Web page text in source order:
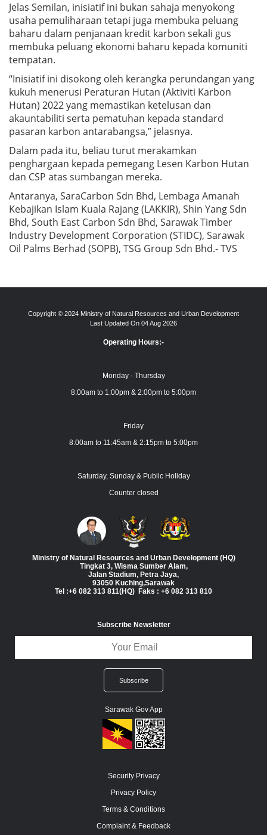
Jelas Semilan, inisiatif ini bukan sahaja menyokong
usaha pemuliharaan tetapi juga membuka peluang
baharu dalam penjanaan kredit karbon sekali gus
membuka peluang ekonomi baharu kepada komuniti
tempatan.
“Inisiatif ini disokong oleh kerangka perundangan yang
kukuh menerusi Peraturan Hutan (Aktiviti Karbon
Hutan) 2022 yang memastikan ketelusan dan
akauntabiliti serta pematuhan kepada standard
pasaran karbon antarabangsa,” jelasnya.
Dalam pada itu, beliau turut merakamkan
penghargaan kepada pemegang Lesen Karbon Hutan
dan CSP atas sumbangan mereka.
Antaranya, SaraCarbon Sdn Bhd, Lembaga Amanah
Kebajikan Islam Kuala Rajang (LAKKIR), Shin Yang Sdn
Bhd, South East Carbon Sdn Bhd, Sarawak Timber
Industry Development Corporation (STIDC), Sarawak
Oil Palms Berhad (SOPB), TSG Group Sdn Bhd.- TVS
Copyright © 2024 Ministry of Natural Resources and Urban Development
Last Updated On 04 Aug 2026
Operating Hours:-
Monday - Thursday
8:00am to 1:00pm & 2:00pm to 5:00pm
Friday
8:00am to 11:45am & 2:15pm to 5:00pm
Saturday, Sunday & Public Holiday
Counter closed
Ministry of Natural Resources and Urban Development (HQ)
Tingkat 3, Wisma Sumber Alam,
Jalan Stadium, Petra Jaya,
93050 Kuching,Sarawak
Tel :+6 082 313 811(HQ) Faks : +6 082 313 810
Subscribe Newsletter
Sarawak Gov App
Security Privacy
Privacy Policy
Terms & Conditions
Complaint & Feedback